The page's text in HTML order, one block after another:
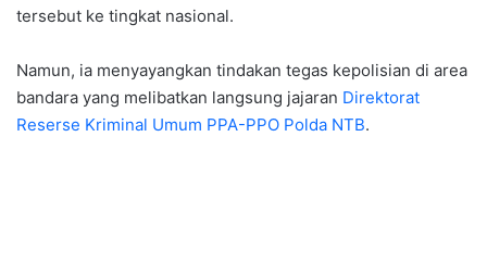
tersebut ke tingkat nasional.
Namun, ia menyayangkan tindakan tegas kepolisian di area
bandara yang melibatkan langsung jajaran Direktorat
Reserse Kriminal Umum PPA-PPO Polda NTB.